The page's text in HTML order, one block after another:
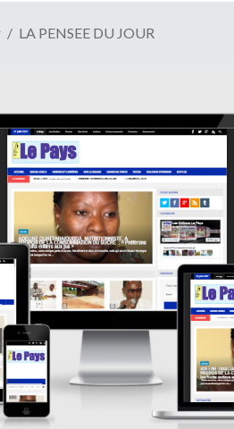
LA PENSEE DU JOUR